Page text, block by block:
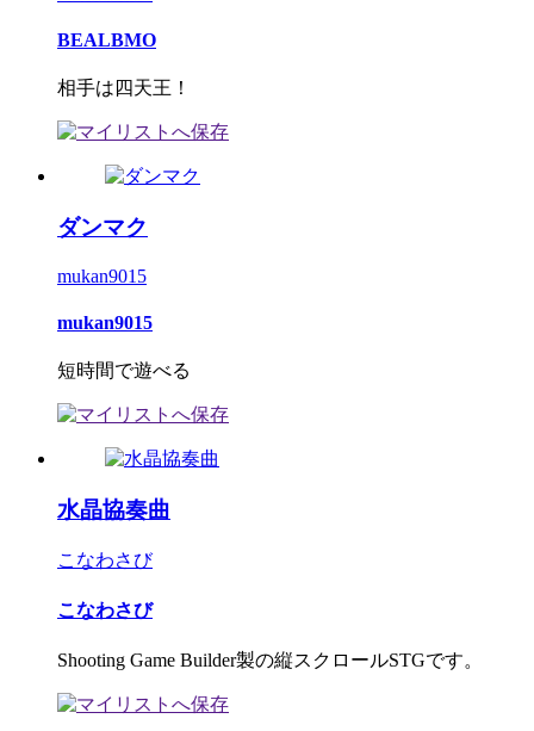
BEALBMO
相手は四天王！
ダンマク
mukan9015
mukan9015
短時間で遊べる
水晶協奏曲
こなわさび
こなわさび
Shooting Game Builder製の縦スクロールSTGです。